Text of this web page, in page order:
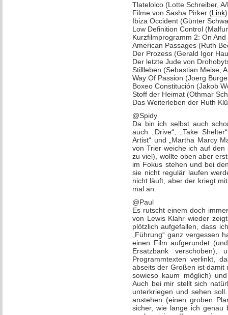
Tlatelolco (Lotte Schreiber,
Filme von Sasha Pirker (Link)
Ibiza Occident (Günter
Low Definition Control
Kurzfilmprogramm 2: On And
American Passages (Ruth
Der Prozess (Gerald Igor
Der letzte Jude von
Stillleben (Sebastian Meise,
Way Of Passion (Joerg
Boxeo Constitución (Jakob
Stoff der Heimat (Othmar
Das Weiterleben der Ruth
@Spidy
Da bin ich selbst auch
auch „Drive“, „Take
Artist“ und „Martha Marcy
von Trier weiche ich auf
zu viel), wollte oben aber
im Fokus stehen und bei
sie nicht regulär laufen
nicht läuft, aber der kriegt
mal an.
@Paul
Es rutscht einem doch
von Lewis Klahr wieder
plötzlich aufgefallen, dass
„Führung“ ganz vergessen
einen Film aufgerundet
Ersatzbank verschoben),
Programmtexten verlinkt,
abseits der Großen ist damit
sowieso kaum möglich)
Auch bei mir stellt sich
unterkriegen und sehen
anstehen (einen groben
sicher, wie lange ich genau